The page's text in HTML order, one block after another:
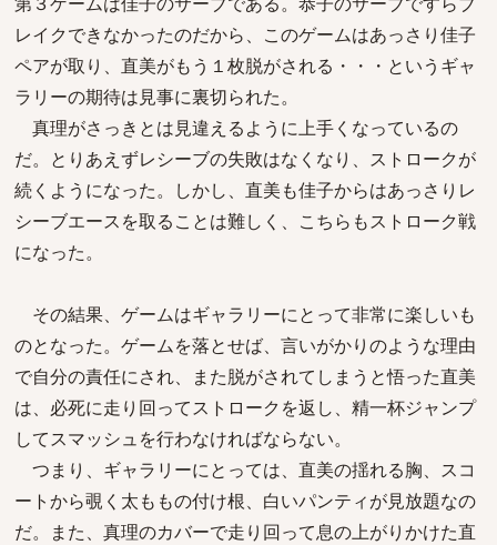
レイクできなかったのだから、このゲームはあっさり佳子
ペアが取り、直美がもう１枚脱がされる・・・というギャ
ラリーの期待は見事に裏切られた。
真理がさっきとは見違えるように上手くなっているの
だ。とりあえずレシーブの失敗はなくなり、ストロークが
続くようになった。しかし、直美も佳子からはあっさりレ
シーブエースを取ることは難しく、こちらもストローク戦
になった。
その結果、ゲームはギャラリーにとって非常に楽しいも
のとなった。ゲームを落とせば、言いがかりのような理由
で自分の責任にされ、また脱がされてしまうと悟った直美
は、必死に走り回ってストロークを返し、精一杯ジャンプ
してスマッシュを行わなければならない。
つまり、ギャラリーにとっては、直美の揺れる胸、スコ
ートから覗く太ももの付け根、白いパンティが見放題なの
だ。また、真理のカバーで走り回って息の上がりかけた直